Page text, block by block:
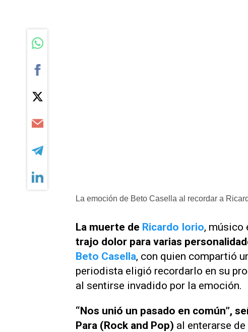
La emoción de Beto Casella al recordar a
La muerte de Ricardo Iorio, músico
trajo dolor para varias
Beto Casella, con quien compartió
periodista eligió recordarlo en su
al sentirse invadido por la emoción.
“Nos unió un pasado en común”,
Para (Rock and Pop) al enterarse